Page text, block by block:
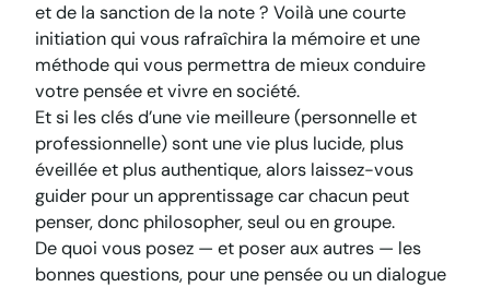
et de la sanction de la note ? Voilà une courte
initiation qui vous rafraîchira la mémoire et une
méthode qui vous permettra de mieux conduire
votre pensée et vivre en société.
Et si les clés d’une vie meilleure (personnelle et
professionnelle) sont une vie plus lucide, plus
éveillée et plus authentique, alors laissez-vous
guider pour un apprentissage car chacun peut
penser, donc philosopher, seul ou en groupe.
De quoi vous posez — et poser aux autres — les
bonnes questions, pour une pensée ou un dialogue